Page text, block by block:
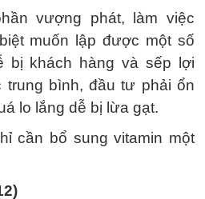
vượng phát, làm việc
muốn lập được một số
bị khách hàng và sếp lợi
bình, đầu tư phải ổn
lo lắng dễ bị lừa gạt.
cần bổ sung vitamin một